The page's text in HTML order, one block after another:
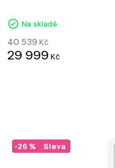
stylech.
Na skladě
40 539 Kč
29 999 Kč
Sleva
-26 %